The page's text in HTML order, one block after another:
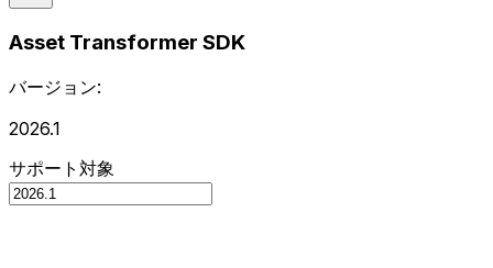
Asset Transformer SDK
バージョン:
2026.1
サポート対象